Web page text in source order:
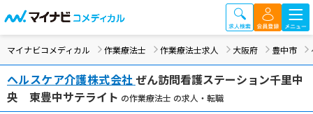
マイナビコメディカル 作業療法士 作業療法士求人 大阪府 豊中市
ヘルスケア介護株式会社ぜん訪問看護ステーション千里中
央 東豊中サテライト の作業療法士 の求人・転職